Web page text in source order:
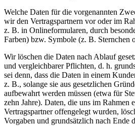
Welche Daten für die vorgenannten
wir den Vertragspartnern vor oder im
z. B. in Onlineformularen, durch
Farben) bzw. Symbole (z. B. Sternchen
Wir löschen die Daten nach Ablauf
und vergleichbarer Pflichten, d. h.
sei denn, dass die Daten in einem
z. B., solange sie aus gesetzlichen
aufbewahrt werden müssen (etwa für
zehn Jahre). Daten, die uns im Rahmen
Vertragspartner offengelegt wurden,
Vorgaben und grundsätzlich nach Ende